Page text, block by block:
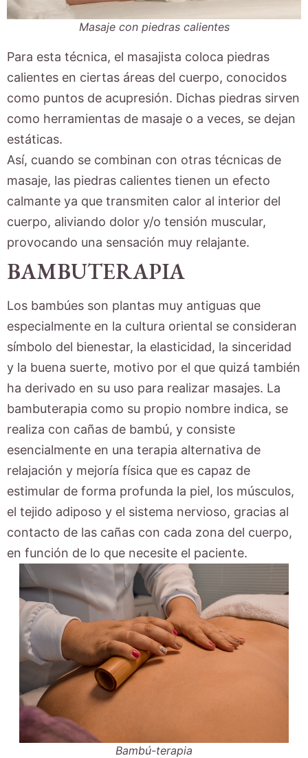
Masaje con piedras calientes
Para esta técnica, el masajista coloca piedras
calientes en ciertas áreas del cuerpo, conocidos
como puntos de acupresión. Dichas piedras sirven
como herramientas de masaje o a veces, se dejan
estáticas.
Así, cuando se combinan con otras técnicas de
masaje, las piedras calientes tienen un efecto
calmante ya que transmiten calor al interior del
cuerpo, aliviando dolor y/o tensión muscular,
provocando una sensación muy relajante.
BAMBUTERAPIA
Los bambúes son plantas muy antiguas que
especialmente en la cultura oriental se consideran
símbolo del bienestar, la elasticidad, la sinceridad
y la buena suerte, motivo por el que quizá también
ha derivado en su uso para realizar masajes. La
bambuterapia como su propio nombre indica, se
realiza con cañas de bambú, y consiste
esencialmente en una terapia alternativa de
relajación y mejoría física que es capaz de
estimular de forma profunda la piel, los músculos,
el tejido adiposo y el sistema nervioso, gracias al
contacto de las cañas con cada zona del cuerpo,
en función de lo que necesite el paciente.
Bambú-terapia